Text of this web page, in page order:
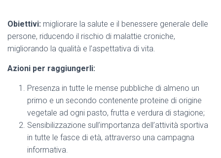
Obiettivi: migliorare la salute e il benessere generale delle
persone, riducendo il rischio di malattie croniche,
migliorando la qualità e l’aspettativa di vita.
Azioni per raggiungerli:
Presenza in tutte le mense pubbliche di almeno un
primo e un secondo contenente proteine di origine
vegetale ad ogni pasto, frutta e verdura di stagione;
Sensibilizzazione sull’importanza dell’attività sportiva
in tutte le fasce di età, attraverso una campagna
informativa.